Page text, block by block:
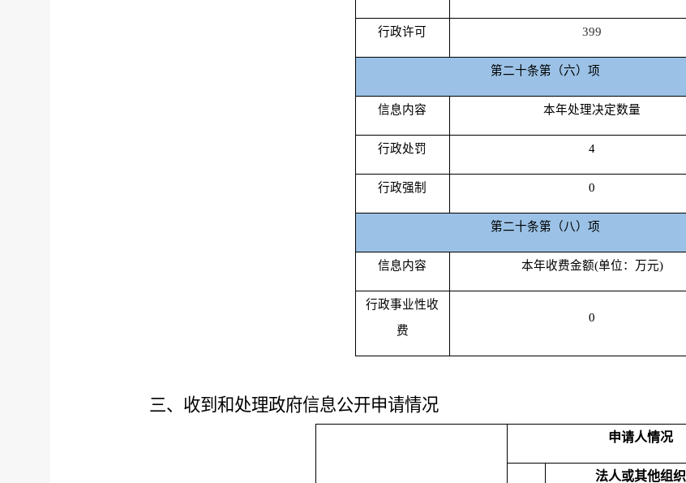
行政许可 399
第二十条第（六）项
信息内容 本年处理决定数量
行政处罚 4
行政强制 0
第二十条第（八）项
信息内容 本年收费金额(单位：万元)
行政事业性收
费
0
三、收到和处理政府信息公开申请情况
申请人情况
法人或其他组织